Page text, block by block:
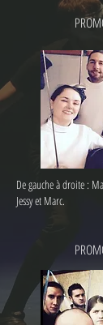
De gauche à droite :
Jessy et Marc.